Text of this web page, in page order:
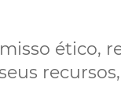
ético,